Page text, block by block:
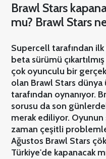
Brawl Stars
mu? Brawl Stars
Supercell tarafından ilk
beta sürümü
çok oyunculu bir
olan Brawl Stars
tarafından oynanıyor.
sorusu da son
merak ediliyor. Oyunun
zaman çeşitli
Ağustos Brawl Stars
Türkiye'de kapanacak